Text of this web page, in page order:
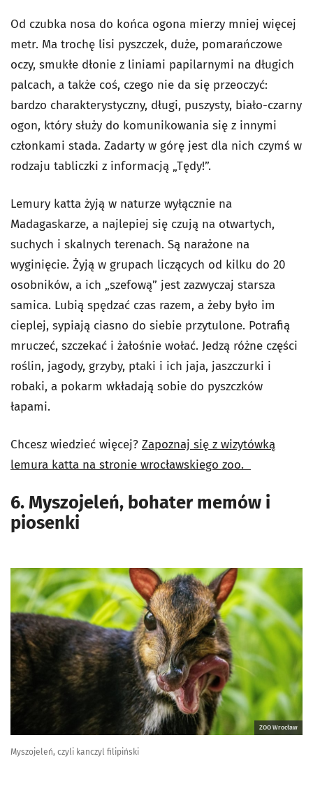
Od czubka nosa do końca ogona mierzy mniej więcej
metr. Ma trochę lisi pyszczek, duże, pomarańczowe
oczy, smukłe dłonie z liniami papilarnymi na długich
palcach, a także coś, czego nie da się przeoczyć:
bardzo charakterystyczny, długi, puszysty, biało-czarny
ogon, który służy do komunikowania się z innymi
członkami stada. Zadarty w górę jest dla nich czymś w
rodzaju tabliczki z informacją „Tędy!”.
Lemury katta żyją w naturze wyłącznie na
Madagaskarze, a najlepiej się czują na otwartych,
suchych i skalnych terenach. Są narażone na
wyginięcie. Żyją w grupach liczących od kilku do 20
osobników, a ich „szefową” jest zazwyczaj starsza
samica. Lubią spędzać czas razem, a żeby było im
cieplej, sypiają ciasno do siebie przytulone. Potrafią
mruczeć, szczekać i żałośnie wołać. Jedzą różne części
roślin, jagody, grzyby, ptaki i ich jaja, jaszczurki i
robaki, a pokarm wkładają sobie do pyszczków
łapami.
Chcesz wiedzieć więcej? Zapoznaj się z wizytówką
lemura katta na stronie wrocławskiego zoo.
6. Myszojeleń, bohater memów i
piosenki
ZOO Wrocław
Myszojeleń, czyli kanczyl filipiński